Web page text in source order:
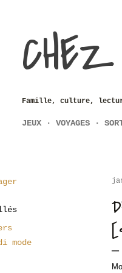
Famille, culture,
JEUX VOYAGES
mode